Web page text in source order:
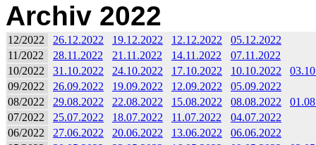
Archiv 2022
12/2022 26.12.2022 19.12.2022 12.12.2022
05.12.2022
11/2022
28.11.2022 21.11.2022 14.11.2022
07.11.2022
10/2022
31.10.2022 24.10.2022 17.10.2022 10.10.2022
09/2022
26.09.2022 19.09.2022 12.09.2022
05.09.2022
08/2022
29.08.2022 22.08.2022 15.08.2022 08.08.2022
07/2022
25.07.2022 18.07.2022 11.07.2022
04.07.2022
06/2022
27.06.2022 20.06.2022 13.06.2022
06.06.2022